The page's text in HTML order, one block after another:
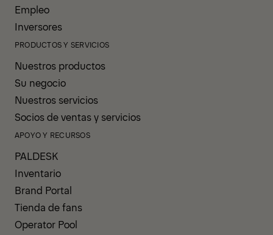
Empleo
Inversores
PRODUCTOS Y SERVICIOS
Nuestros productos
Su negocio
Nuestros servicios
Socios de ventas y servicios
APOYO Y RECURSOS
PALDESK
Inventario
Brand Portal
Tienda de fans
Operator Pool